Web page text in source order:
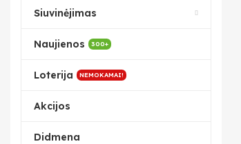
Siuvinėjimas
Naujienos 300+
Loterija NEMOKAMAI!
Akcijos
Didmena